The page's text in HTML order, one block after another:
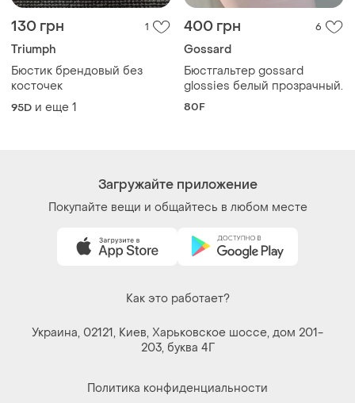
130 грн 1
Triumph
Бюстик брендовый без
косточек
95D и еще 1
400 грн 6
Gossard
Бюстгальтер gossard
glossies белый прозрачный.
80F
Загружайте приложение
Покупайте вещи и общайтесь в любом месте
Как это работает?
Украина, 02121, Киев, Харьковское шоссе, дом 201-
203, буква 4Г
Политика конфиденциальности